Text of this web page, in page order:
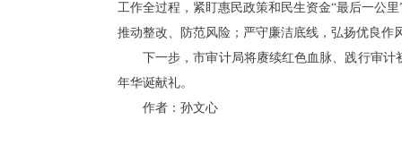
工作全过程，紧盯惠民政策和民生资金“最后一公
推动整改、防范风险；严守廉洁底线，弘扬优良
下一步，市审计局将赓续红色血脉、践行审
年华诞献礼。
作者：孙文心